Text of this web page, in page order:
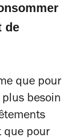
de
que pour
besoin
que pour